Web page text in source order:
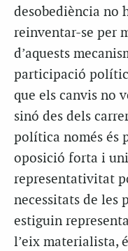
desobediència no
reinventar-se per
d’aquests
participació
que els canvis no
sinó des dels
política només és
oposició forta i
representativitat
necessitats de les
estiguin
l’eix materialista,